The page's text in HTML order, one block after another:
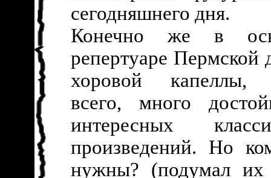
сегодняшнего дня.
Конечно же в
репертуаре Пермской
хоровой капеллы,
всего, много
интересных
произведений. Но
нужны? (подумал